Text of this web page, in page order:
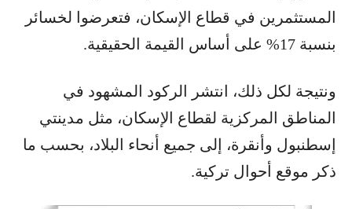
المستثمرين في قطاع الإسكان، فتعرضوا لخسائر
بنسبة 17% على أساس القيمة الحقيقية.
ونتيجة لكل ذلك، انتشر الركود المشهود في
المناطق المركزية لقطاع الإسكان، مثل مدينتي
إسطنبول وأنقرة، إلى جميع أنحاء البلاد، بحسب ما
ذكر موقع أحوال تركية.